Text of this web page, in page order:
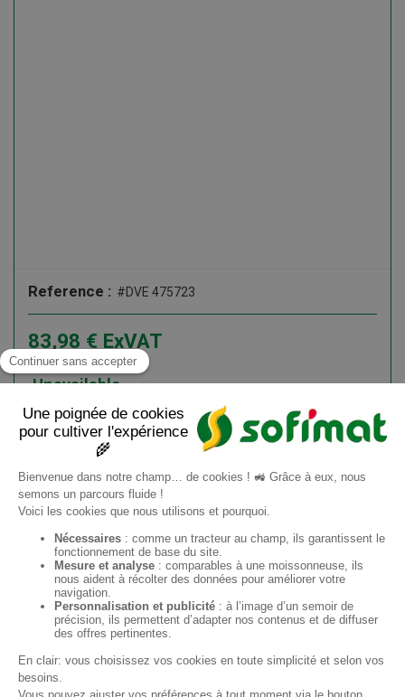
Reference : #DVE 475723
83,98 € ExVAT
100,78€ATI
Unavailable
Add to cart
EN
Sofimat